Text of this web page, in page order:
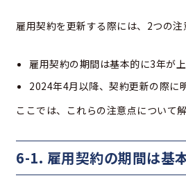
雇用契約を更新する際には、2つの注
雇用契約の期間は基本的に3年が
2024年4月以降、契約更新の際に
ここでは、これらの注意点について解
6-1. 雇用契約の期間は基